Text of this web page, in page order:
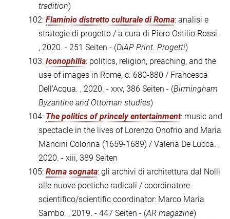
tradition)
102: Flaminio distretto culturale di Roma: analisi e
strategie di progetto / a cura di Piero Ostilio Rossi.
, 2020. - 251 Seiten - (DiAP Print. Progetti)
103: Iconophilia: politics, religion, preaching, and the
use of images in Rome, c. 680-880 / Francesca
Dell'Acqua. , 2020. - xxv, 386 Seiten - (Birmingham
Byzantine and Ottoman studies)
104: The politics of princely entertainment: music and
spectacle in the lives of Lorenzo Onofrio and Maria
Mancini Colonna (1659-1689) / Valeria De Lucca. ,
2020. - xiii, 389 Seiten
105: Roma sognata: gli archivi di architettura dal Nolli
alle nuove poetiche radicali / coordinatore
scientifico/scientific coordinator: Marco Maria
Sambo. , 2019. - 447 Seiten - (AR magazine)